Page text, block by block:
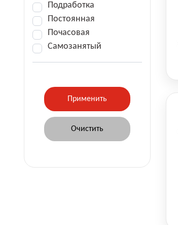
Подработка
Постоянная
Почасовая
Самозанятый